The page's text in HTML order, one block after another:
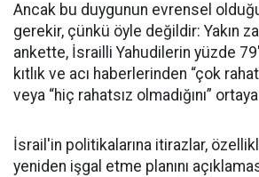
Ancak bu duygunun evrensel
gerekir, çünkü öyle değildir: Yakın
ankette, İsrailli Yahudilerin yüzde
kıtlık ve acı haberlerinden “çok
veya “hiç rahatsız olmadığını”
İsrail'in politikalarına itirazlar,
yeniden işgal etme planını